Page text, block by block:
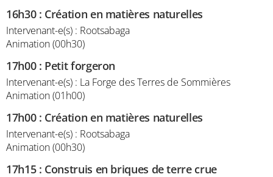
16h30: Création en matières naturelles
Intervenant-e(s) : Rootsabaga
Animation (00h30)
17h00: Petit forgeron
Intervenant-e(s) : La Forge des Terres de Sommières
Animation (01h00)
17h00: Création en matières naturelles
Intervenant-e(s) : Rootsabaga
Animation (00h30)
17h15: Construis en briques de terre crue